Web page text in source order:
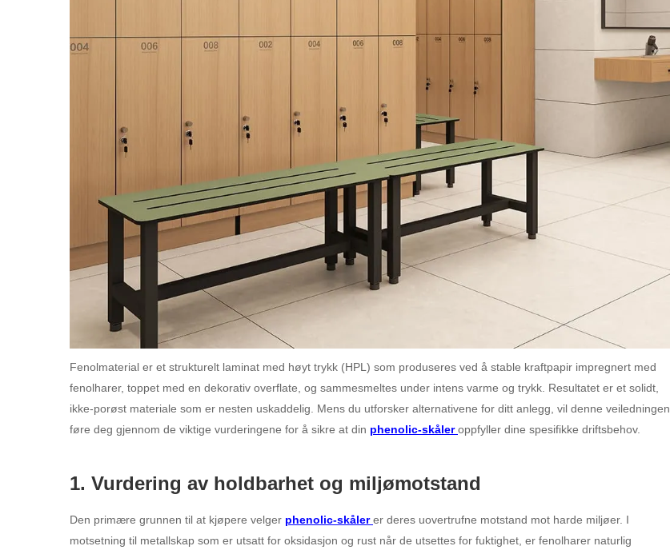
Fenolmaterial er et strukturelt laminat med høyt trykk (HPL) som produseres ved å stable kraftpapir impregnert med
fenolharer, toppet med en dekorativ overflate, og sammesmeltes under intens varme og trykk. Resultatet er et solidt,
ikke-porøst materiale som er nesten uskaddelig. Mens du utforsker alternativene for ditt anlegg, vil denne veiledningen
føre deg gjennom de viktige vurderingene for å sikre at din phenolic-skåleroppfyller dine spesifikke driftsbehov.
1. Vurdering av holdbarhet og miljømotstand
Den primære grunnen til at kjøpere velger phenolic-skålerer deres uovertrufne motstand mot harde miljøer. I
motsetning til metallskap som er utsatt for oksidasjon og rust når de utsettes for fuktighet, er fenolharer naturlig